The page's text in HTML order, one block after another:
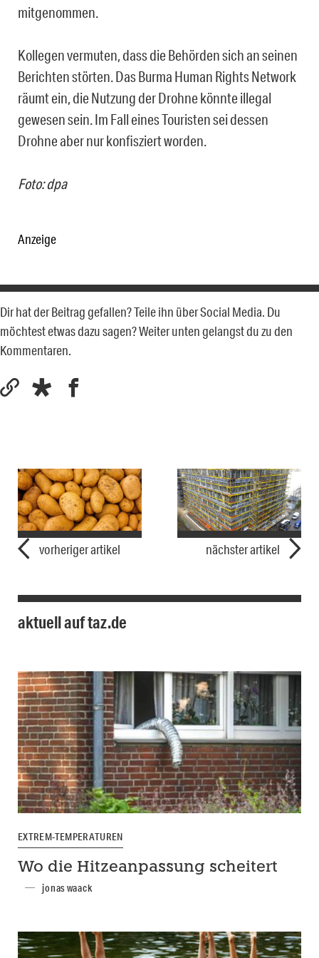
mitgenommen.
Kollegen vermuten, dass die Behörden sich an seinen
Berichten störten. Das Burma Human Rights Network
räumt ein, die Nutzung der Drohne könnte illegal
gewesen sein. Im Fall eines Touristen sei dessen
Drohne aber nur konfisziert worden.
Foto: dpa
Anzeige
Dir hat der Beitrag gefallen? Teile ihn über Social Media. Du
möchtest etwas dazu sagen? Weiter unten gelangst du zu den
Kommentaren.
vorheriger artikel nächster artikel
aktuell auf taz.de
EXTREM-TEMPERATUREN
Wo die Hitzeanpassung scheitert
jonas waack